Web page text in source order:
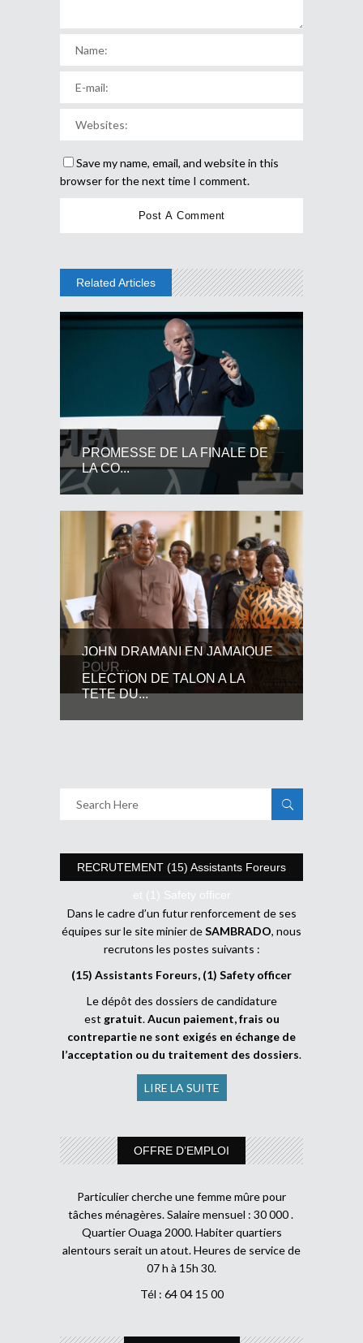
Save my name, email, and website in this
browser for the next time I comment.
Related Articles
PROMESSE DE LA FINALE DE
LA CO...
JOHN DRAMANI EN JAMAIQUE
POUR...
ELECTION DE TALON A LA
TETE DU...
RECRUTEMENT (15) Assistants Foreurs
et (1) Safety officer
Dans le cadre d’un futur renforcement de ses
équipes sur le site minier deSAMBRADO, nous
recrutons les postes suivants :
(15) Assistants Foreurs, (1) Safety officer
Le dépôt des dossiers de candidature
est gratuit.Aucun paiement, frais ou
contrepartie ne sont exigés en échange de
l’acceptation ou du traitement des dossiers.
LIRE LA SUITE
OFFRE D’EMPLOI
Particulier cherche une femme mûre pour
tâches ménagères. Salaire mensuel : 30 000 .
Quartier Ouaga 2000. Habiter quartiers
alentours serait un atout. Heures de service de
07 h à 15h 30.
Tél : 64 04 15 00